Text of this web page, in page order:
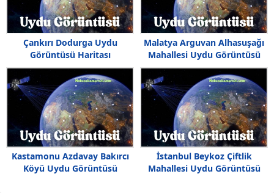
Çankırı Dodurga Uydu
Görüntüsü Haritası
Malatya Arguvan Alhasuşağı
Mahallesi Uydu Görüntüsü
Haritası
Kastamonu Azdavay Bakırcı
Köyü Uydu Görüntüsü
İstanbul Beykoz Çiftlik
Mahallesi Uydu Görüntüsü